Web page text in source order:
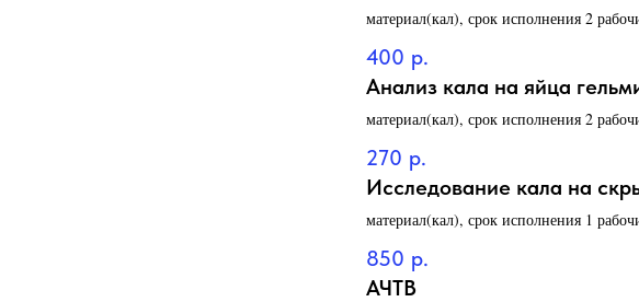
материал(кал), срок исполнения 2
400 р.
Анализ кала на яйца
материал(кал), срок исполнения 2
270 р.
Исследование кала на
материал(кал), срок исполнения 1
850 р.
АЧТВ